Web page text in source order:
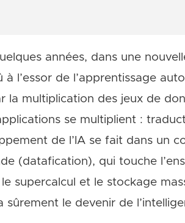
années, dans une
l’essor de l’apprentissage
la multiplication des jeux de
se multiplient :
de l’IA se fait dans un
(datafication), qui touche
supercalcul et le stockage
le devenir de